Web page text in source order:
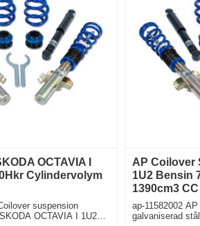
OCTAVIA I
Cylindervolym
suspension
OCTAVIA I 1U2
AP Coilover
1U2 Bensin
1390cm3 CC
ap-11582002
galvaniserad stål